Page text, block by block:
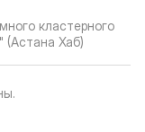
кластерного
(Астана Хаб)
.